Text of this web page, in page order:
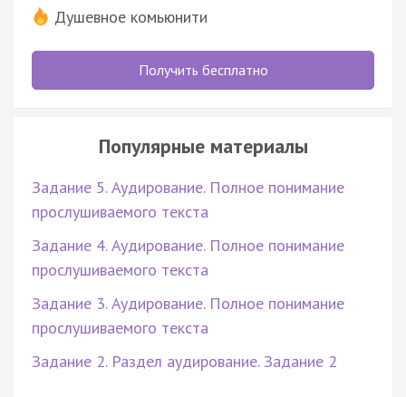
Душевное комьюнити
Получить бесплатно
Популярные материалы
Задание 5. Аудирование. Полное понимание
прослушиваемого текста
Задание 4. Аудирование. Полное понимание
прослушиваемого текста
Задание 3. Аудирование. Полное понимание
прослушиваемого текста
Задание 2. Раздел аудирование. Задание 2